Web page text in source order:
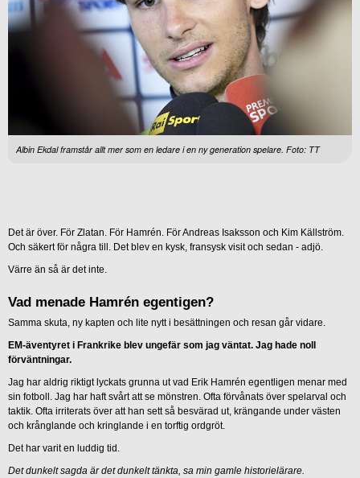
Albin Ekdal framstår allt mer som en ledare i en ny generation spelare. Foto: TT
Det är över. För Zlatan. För Hamrén. För Andreas Isaksson och Kim Källström.
Och säkert för några till. Det blev en kysk, fransysk visit och sedan - adjö.
Värre än så är det inte.
Vad menade Hamrén egentigen?
Samma skuta, ny kapten och lite nytt i besättningen och resan går vidare.
EM-äventyret i Frankrike blev ungefär som jag väntat. Jag hade noll
förväntningar.
Jag har aldrig riktigt lyckats grunna ut vad Erik Hamrén egentligen menar med
sin fotboll. Jag har haft svårt att se mönstren. Ofta förvånats över spelarval och
taktik. Ofta irriterats över att han sett så besvärad ut, krängande under västen
och krånglande och kringlande i en torftig ordgröt.
Det har varit en luddig tid.
Det dunkelt sagda är det dunkelt tänkta, sa min gamle historielärare.